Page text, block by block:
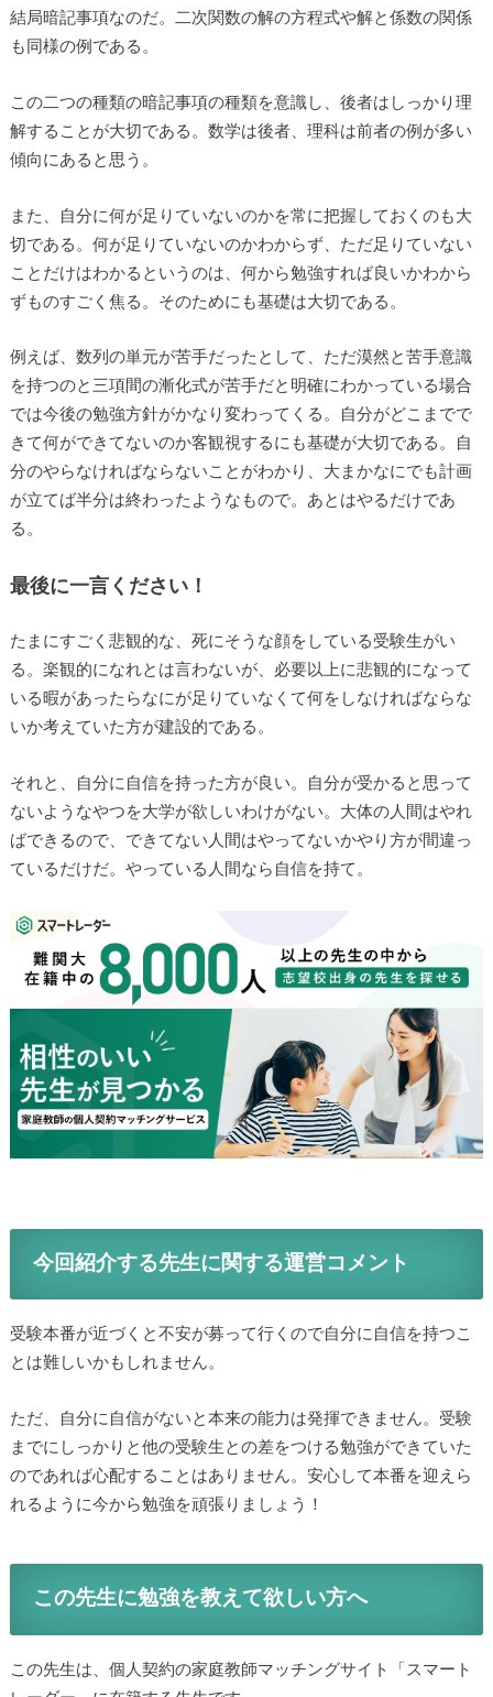
結局暗記事項なのだ。二次関数の解の方程式や解と係数の関係
も同様の例である。
この二つの種類の暗記事項の種類を意識し、後者はしっかり理
解することが大切である。数学は後者、理科は前者の例が多い
傾向にあると思う。
また、自分に何が足りていないのかを常に把握しておくのも大
切である。何が足りていないのかわからず、ただ足りていない
ことだけはわかるというのは、何から勉強すれば良いかわから
ずものすごく焦る。そのためにも基礎は大切である。
例えば、数列の単元が苦手だったとして、ただ漠然と苦手意識
を持つのと三項間の漸化式が苦手だと明確にわかっている場合
では今後の勉強方針がかなり変わってくる。自分がどこまでで
きて何ができてないのか客観視するにも基礎が大切である。自
分のやらなければならないことがわかり、大まかなにでも計画
が立てば半分は終わったようなもので。あとはやるだけであ
る。
最後に一言ください！
たまにすごく悲観的な、死にそうな顔をしている受験生がい
る。楽観的になれとは言わないが、必要以上に悲観的になって
いる暇があったらなにが足りていなくて何をしなければならな
いか考えていた方が建設的である。
それと、自分に自信を持った方が良い。自分が受かると思って
ないようなやつを大学が欲しいわけがない。大体の人間はやれ
ばできるので、できてない人間はやってないかやり方が間違っ
ているだけだ。やっている人間なら自信を持て。
今回紹介する先生に関する運営コメント
受験本番が近づくと不安が募って行くので自分に自信を持つこ
とは難しいかもしれません。
ただ、自分に自信がないと本来の能力は発揮できません。受験
までにしっかりと他の受験生との差をつける勉強ができていた
のであれば心配することはありません。安心して本番を迎えら
れるように今から勉強を頑張りましょう！
この先生に勉強を教えて欲しい方へ
この先生は、個人契約の家庭教師マッチングサイト「スマート